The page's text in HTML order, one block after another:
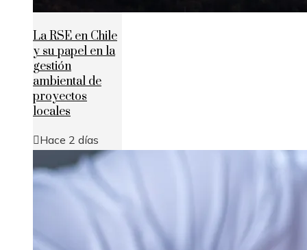
La RSE en Chile
y su papel en la
gestión
ambiental de
proyectos
locales
Hace 2 días